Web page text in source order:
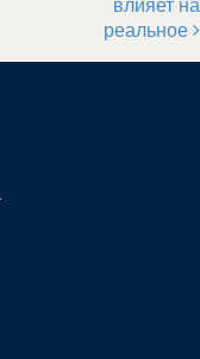
влияет на
реальное